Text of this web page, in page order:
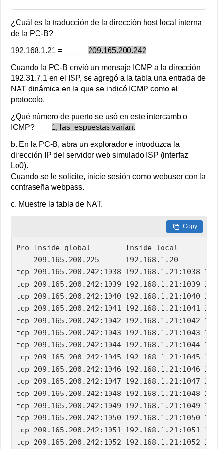
¿Cuál es la traducción de la dirección host local interna
de la PC-B?
192.168.1.21 = _____ 209.165.200.242
Cuando la PC-B envió un mensaje ICMP a la dirección
192.31.7.1 en el ISP, se agregó a la tabla una entrada de
NAT dinámica en la que se indicó ICMP como el
protocolo.
¿Qué número de puerto se usó en este intercambio
ICMP? ___ 1, las respuestas varían.
b. En la PC-B, abra un explorador e introduzca la
dirección IP del servidor web simulado ISP (interfaz
Lo0).
Cuando se le solicite, inicie sesión como webuser con la
contraseña webpass.
c. Muestre la tabla de NAT.
Copy
Pro Inside global        Inside local
--- 209.165.200.225      192.168.1.20
tcp 209.165.200.242:1038
tcp 209.165.200.242:1039
tcp 209.165.200.242:1040
tcp 209.165.200.242:1041
tcp 209.165.200.242:1042
tcp 209.165.200.242:1043
tcp 209.165.200.242:1044
tcp 209.165.200.242:1045
tcp 209.165.200.242:1046
tcp 209.165.200.242:1047
tcp 209.165.200.242:1048
tcp 209.165.200.242:1049
tcp 209.165.200.242:1050
tcp 209.165.200.242:1051
tcp 209.165.200.242:1052